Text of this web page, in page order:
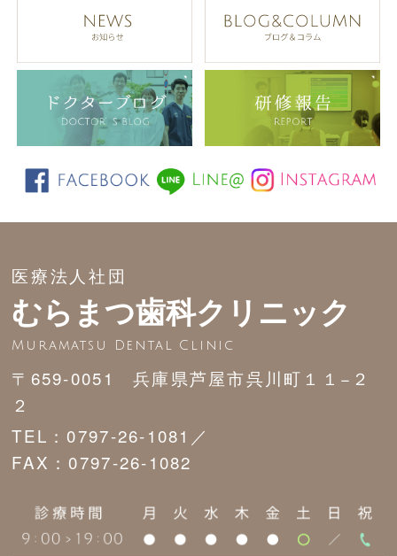
医療法人社団
むらまつ歯科クリニック
Muramatsu Dental Clinic
〒659-0051 兵庫県芦屋市呉川町１１−２
２
TEL：0797-26-1081／
FAX：0797-26-1082